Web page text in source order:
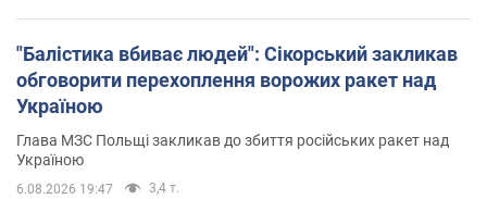
"Балістика вбиває людей": Сікорський закликав
обговорити перехоплення ворожих ракет над
Україною
Глава МЗС Польщі закликав до збиття російських ракет над
Україною
6.08.2026 19:47 3,4 т.